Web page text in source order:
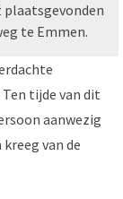
plaatsgevonden
te Emmen.
tijde van dit
aanwezig
van de